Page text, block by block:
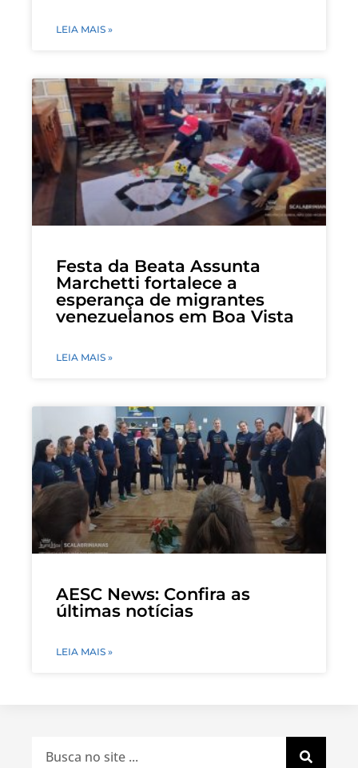
LEIA MAIS »
Festa da Beata Assunta
Marchetti fortalece a
esperança de migrantes
venezuelanos em Boa Vista
LEIA MAIS »
AESC News: Confira as
últimas notícias
LEIA MAIS »